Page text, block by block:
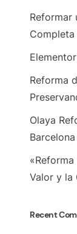
Reformar
Reforma
Olaya
Barcelona
Valor y la
Recent